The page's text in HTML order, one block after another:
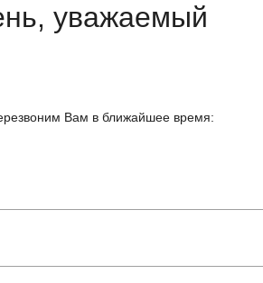
уважаемый
Вам в ближайшее время: